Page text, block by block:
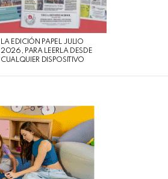
LA EDICIÓN PAPEL JULIO
2026, PARA LEERLA DESDE
CUALQUIER DISPOSITIVO